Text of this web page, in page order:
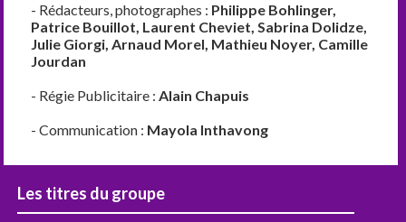
- Rédacteurs, photographes : Philippe Bohlinger,
Patrice Bouillot, Laurent Cheviet, Sabrina Dolidze,
Julie Giorgi, Arnaud Morel, Mathieu Noyer, Camille
Jourdan
- Régie Publicitaire :Alain Chapuis
- Communication : Mayola Inthavong
Les titres du groupe